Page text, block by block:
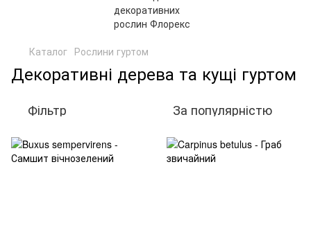
Каталог Рослини гуртом
Декоративні дерева та кущі гуртом
Фільтр За популярністю